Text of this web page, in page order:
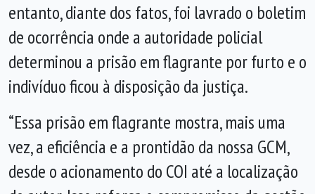
entanto, diante dos fatos, foi lavrado o boletim
de ocorrência onde a autoridade policial
determinou a prisão em flagrante por furto e o
indivíduo ficou à disposição da justiça.
“Essa prisão em flagrante mostra, mais uma
vez, a eficiência e a prontidão da nossa GCM,
desde o acionamento do COI até a localização